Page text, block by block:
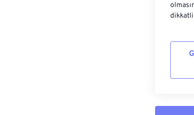
dikkatli